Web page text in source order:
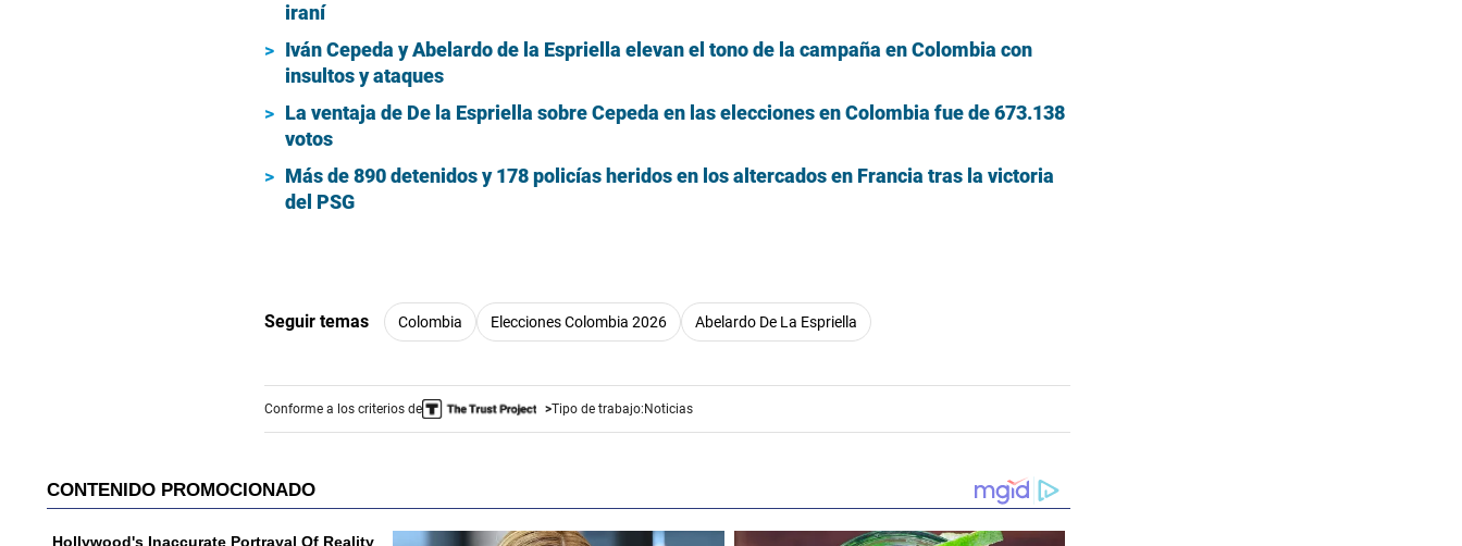
iraní
Iván Cepeda y Abelardo de la Espriella elevan el tono de la campaña en Colombia con
insultos y ataques
La ventaja de De la Espriella sobre Cepeda en las elecciones en Colombia fue de 673.138
votos
Más de 890 detenidos y 178 policías heridos en los altercados en Francia tras la victoria
del PSG
Seguir temas Colombia Elecciones Colombia 2026 Abelardo De La Espriella
Conforme a los criterios de Tipo de trabajo: Noticias